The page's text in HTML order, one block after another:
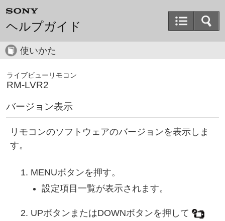
ヘルプガイド
使いかた
ライブビューリモコン
RM-LVR2
バージョン表示
リモコンのソフトウェアのバージョンを表示しま
す。
MENUボタンを押す。
設定項目一覧が表示されます。
UPボタンまたはDOWNボタンを押して